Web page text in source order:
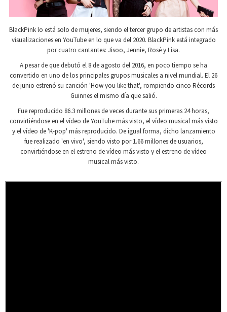
BlackPink lo está solo de mujeres, siendo el tercer grupo de artistas con más
visualizaciones en YouTube en lo que va del 2020. BlackPink está integrado
por cuatro cantantes: Jisoo, Jennie, Rosé y Lisa.
A pesar de que debutó el 8 de agosto del 2016, en poco tiempo se ha
convertido en uno de los principales grupos musicales a nivel mundial. El 26
de junio estrenó su canción 'How you like that', rompiendo cinco Récords
Guinnes el mismo día que salió.
Fue reproducido 86.3 millones de veces durante sus primeras 24 horas,
convirtiéndose en el vídeo de YouTube más visto, el vídeo musical más visto
y el vídeo de 'K-pop' más reproducido. De igual forma, dicho lanzamiento
fue realizado 'en vivo', siendo visto por 1.66 millones de usuarios,
convirtiéndose en el estreno de vídeo más visto y el estreno de vídeo
musical más visto.